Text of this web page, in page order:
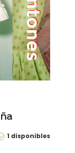
1 disponibles